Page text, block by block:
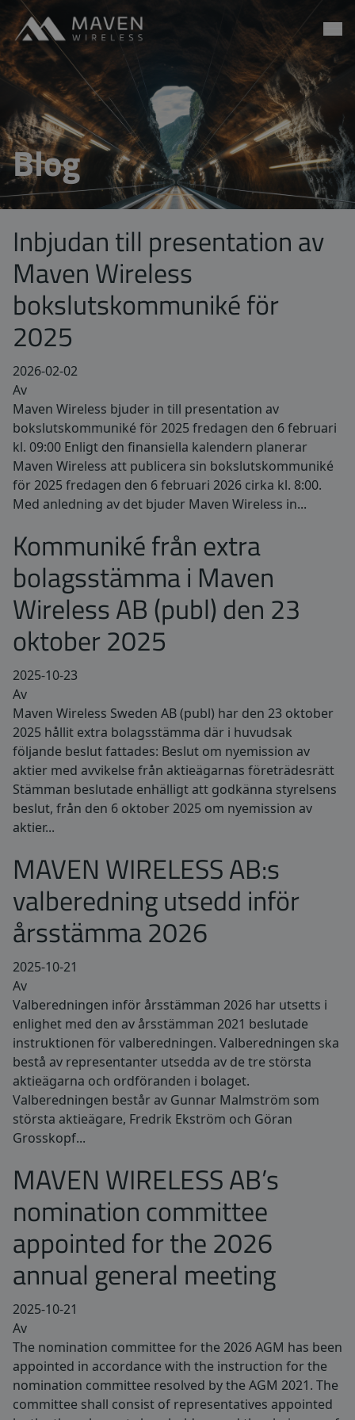
Go to content
Maven Wireless
Blog
Inbjudan till presentation av
Maven Wireless
bokslutskommuniké för
2025
2026-02-02
Av
Maven Wireless bjuder in till presentation av
bokslutskommuniké för 2025 fredagen den 6 februari
kl. 09:00 Enligt den finansiella kalendern planerar
Maven Wireless att publicera sin bokslutskommuniké
för 2025 fredagen den 6 februari 2026 cirka kl. 8:00.
Med anledning av det bjuder Maven Wireless in...
Kommuniké från extra
bolagsstämma i Maven
Wireless AB (publ) den 23
oktober 2025
2025-10-23
Av
Maven Wireless Sweden AB (publ) har den 23 oktober
2025 hållit extra bolagsstämma där i huvudsak
följande beslut fattades: Beslut om nyemission av
aktier med avvikelse från aktieägarnas företrädesrätt
Stämman beslutade enhälligt att godkänna styrelsens
beslut, från den 6 oktober 2025 om nyemission av
aktier...
MAVEN WIRELESS AB:s
valberedning utsedd inför
årsstämma 2026
2025-10-21
Av
Valberedningen inför årsstämman 2026 har utsetts i
enlighet med den av årsstämman 2021 beslutade
instruktionen för valberedningen. Valberedningen ska
bestå av representanter utsedda av de tre största
aktieägarna och ordföranden i bolaget.
Valberedningen består av Gunnar Malmström som
största aktieägare, Fredrik Ekström och Göran
Grosskopf...
MAVEN WIRELESS AB’s
nomination committee
appointed for the 2026
annual general meeting
2025-10-21
Av
The nomination committee for the 2026 AGM has been
appointed in accordance with the instruction for the
nomination committee resolved by the AGM 2021. The
committee shall consist of representatives appointed